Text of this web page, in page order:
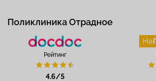
Поликлиника Отрадное
Рейтинг
4.6/5